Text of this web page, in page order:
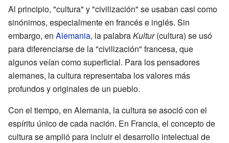
Al principio, "cultura" y "civilización" se usaban casi como
sinónimos, especialmente en francés e inglés. Sin
embargo, en Alemania, la palabraKultur(cultura) se usó
para diferenciarse de la "civilización" francesa, que
algunos veían como superficial. Para los pensadores
alemanes, la cultura representaba los valores más
profundos y originales de un pueblo.
Con el tiempo, en Alemania, la cultura se asoció con el
espíritu único de cada nación. En Francia, el concepto de
cultura se amplió para incluir el desarrollo intelectual de